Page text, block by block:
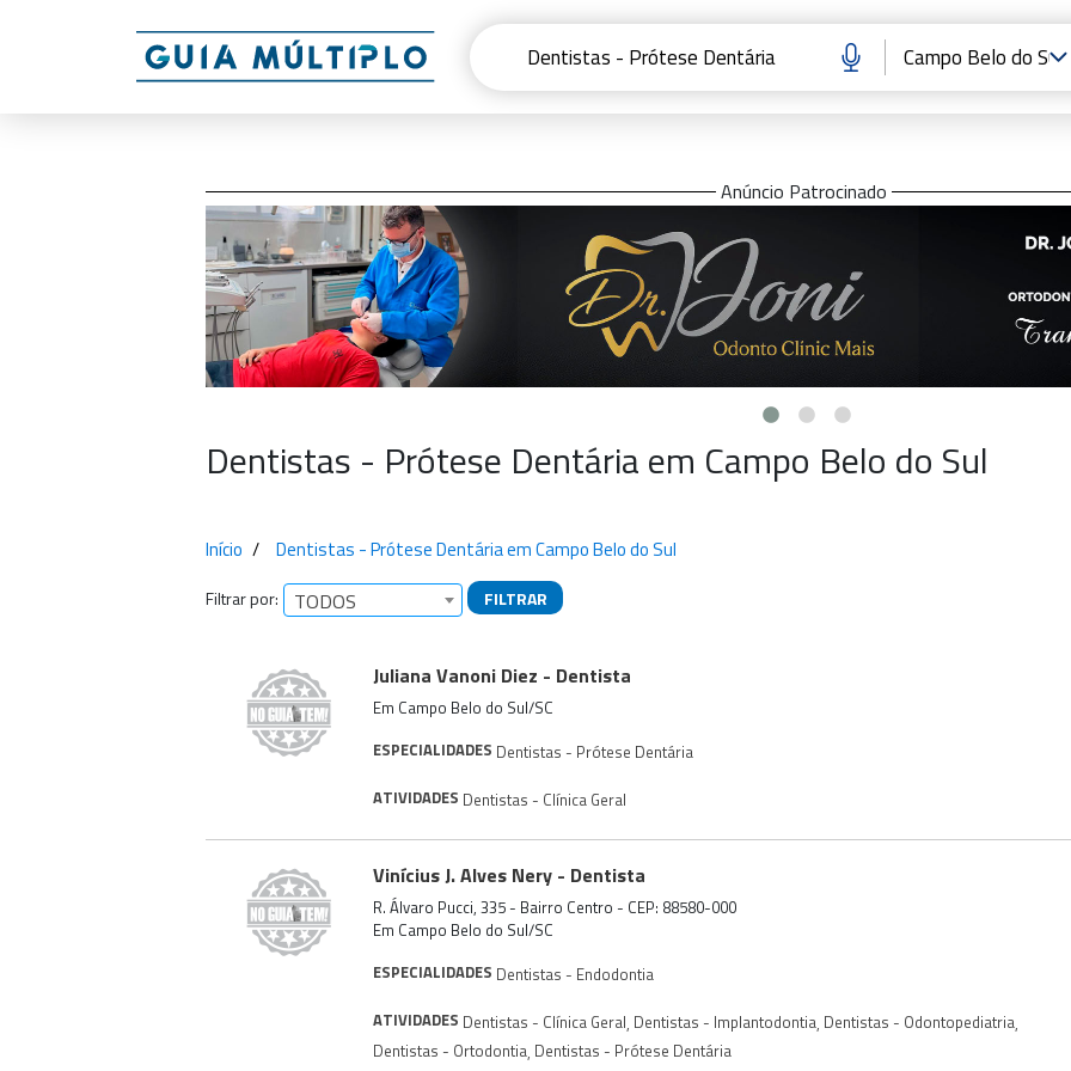
Anúncio Patrocinado
Dentistas - Prótese Dentária em Campo Belo do Sul
Início Dentistas - Prótese Dentária em Campo Belo do Sul
Filtrar por: TODOS FILTRAR
Juliana Vanoni Diez - Dentista
Em Campo Belo do Sul/SC
ESPECIALIDADES Dentistas - Prótese Dentária
ATIVIDADES Dentistas - Clínica Geral
Vinícius J. Alves Nery - Dentista
R. Álvaro Pucci, 335 - Bairro Centro - CEP: 88580-000
Em Campo Belo do Sul/SC
ESPECIALIDADES Dentistas - Endodontia
ATIVIDADES Dentistas - Clínica Geral, Dentistas - Implantodontia, Dentistas - Odontopediatria,
Dentistas - Ortodontia, Dentistas - Prótese Dentária